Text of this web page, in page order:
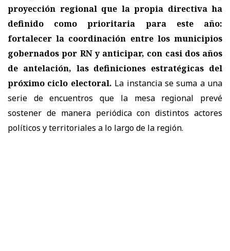
proyección regional que la propia directiva ha
definido como prioritaria para este año:
fortalecer la coordinación entre los municipios
gobernados por RN y anticipar, con casi dos años
de antelación, las definiciones estratégicas del
próximo ciclo electoral. La instancia se suma a una
serie de encuentros que la mesa regional prevé
sostener de manera periódica con distintos actores
políticos y territoriales a lo largo de la región.